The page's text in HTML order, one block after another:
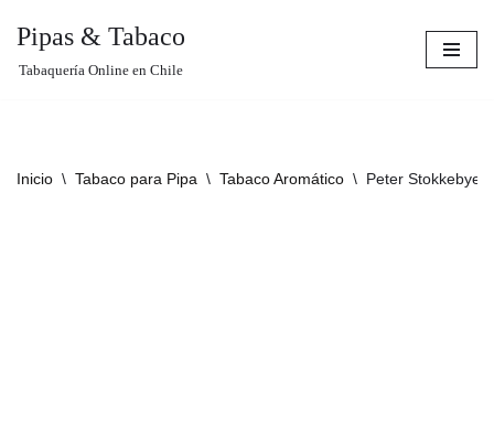
Pipas & Tabaco
Tabaquería Online en Chile
Inicio \ Tabaco para Pipa \ Tabaco Aromático \ Peter Stokkebye: